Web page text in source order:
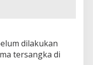
dilakukan
tersangka di